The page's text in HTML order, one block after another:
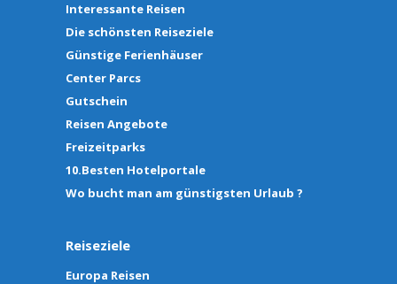
Interessante Reisen
Die schönsten Reiseziele
Günstige Ferienhäuser
Center Parcs
Gutschein
Reisen Angebote
Freizeitparks
10.Besten Hotelportale
Wo bucht man am günstigsten Urlaub ?
Reiseziele
Europa Reisen